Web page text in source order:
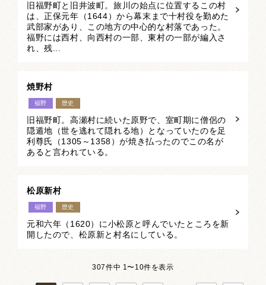
旧福野町と旧井波町。旅川の始点に位置するこの村
は、正保元年（1644）から幕末まで十村役を勤めた
武部家があり、この地方の中心的な村落であった。
福野には西村、向西村の一部、東村の一部が編入さ
れ、残...
焼野村
福野 歴史
旧福野町。高瀬村に続いた原野で、室町期に僧侶の
隠遁地（世を逃れて隠れる地）となっていたのを足
利尊氏（1305～1358）が焼き払ったのでこの名が
あると言われている。
松原新村
福野 歴史
元和六年（1620）に小松原と呼んでいたところを新
開したので、松原新と村名にしている。
307件中 1〜10件を表示